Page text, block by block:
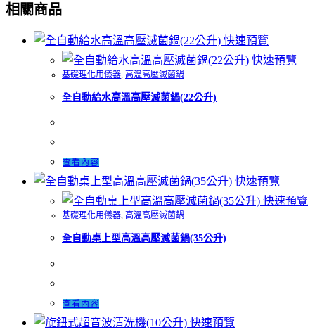
相關商品
快速預覽
快速預覽
基礎理化用儀器, 高溫高壓滅菌鍋
全自動給水高溫高壓滅菌鍋(22公升)
查看內容
快速預覽
快速預覽
基礎理化用儀器, 高溫高壓滅菌鍋
全自動桌上型高溫高壓滅菌鍋(35公升)
查看內容
快速預覽